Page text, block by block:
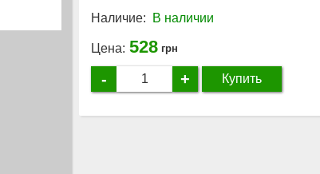
Наличие: В наличии
Цена: 528 грн
- + Купить